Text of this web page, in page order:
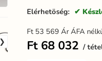
Elérhetöség:
Ft 53 569 Ár ÁFA
Ft 68 032